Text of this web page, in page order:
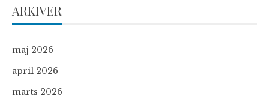
ARKIVER
maj 2026
april 2026
marts 2026